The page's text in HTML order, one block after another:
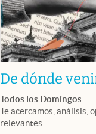
De dónde
Todos los Domingos
Te acercamos, análisis,
relevantes.